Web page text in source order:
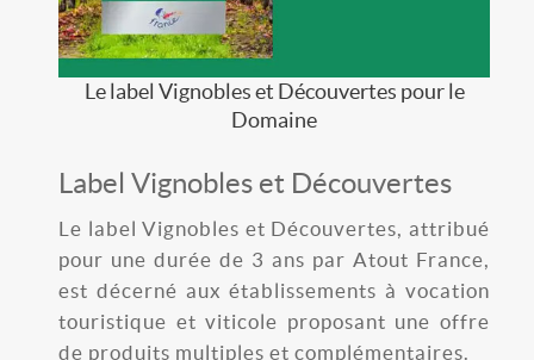
Le label Vignobles et Découvertes pour le
Domaine
Label Vignobles et Découvertes
Le label Vignobles et Découvertes, attribué
pour une durée de 3 ans par Atout France,
est décerné aux établissements à vocation
touristique et viticole proposant une offre
de produits multiples et complémentaires.